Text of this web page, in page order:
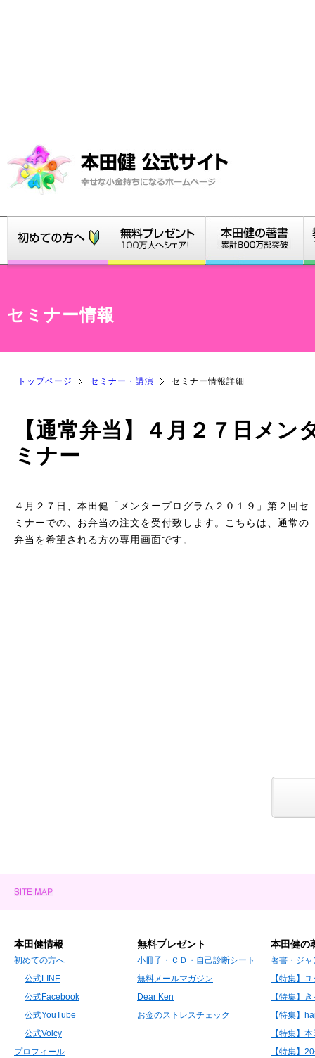
セミナー情報
トップページ セミナー・講演 セミナー情報詳細
【通常弁当】４月２７日メ
ミナー
４月２７日、本田健「メンタープログラム２０１９」第２回セ
ミナーでの、お弁当の注文を受付致します。こちらは、通常の
弁当を希望される方の専用画面です。
本田健情報
初めての方へ
公式LINE
公式Facebook
公式YouTube
公式Voicy
プロフィール
無料プレゼント
小冊子・ＣＤ・自己診断シート
無料メールマガジン
Dear Ken
お金のストレスチェック
本田健の
著書・ジャ
【特集】
【特集】
【特集】
【特集】
【特集】